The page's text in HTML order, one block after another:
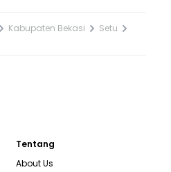
Kabupaten Bekasi
Setu
Tentang
About Us